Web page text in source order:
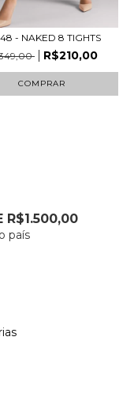
- NAKED 8 TIGHTS
R$210,00
COMPRAR
R$1.500,00
país